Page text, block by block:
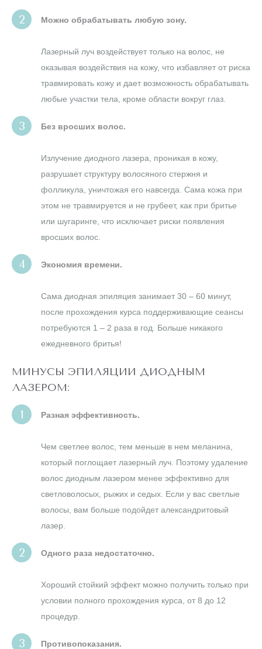
Можно обрабатывать любую зону.
Лазерный луч воздействует только на волос, не
оказывая воздействия на кожу, что избавляет от риска
травмировать кожу и дает возможность обрабатывать
любые участки тела, кроме области вокруг глаз.
Без вросших волос.
Излучение диодного лазера, проникая в кожу,
разрушает структуру волосяного стержня и
фолликула, уничтожая его навсегда. Сама кожа при
этом не травмируется и не грубеет, как при бритье
или шугаринге, что исключает риски появления
вросших волос.
Экономия времени.
Сама диодная эпиляция занимает 30 – 60 минут,
после прохождения курса поддерживающие сеансы
потребуются 1 – 2 раза в год. Больше никакого
ежедневного бритья!
МИНУСЫ ЭПИЛЯЦИИ ДИОДНЫМ
ЛАЗЕРОМ:
Разная эффективность.
Чем светлее волос, тем меньше в нем меланина,
который поглощает лазерный луч. Поэтому удаление
волос диодным лазером менее эффективно для
светловолосых, рыжих и седых. Если у вас светлые
волосы, вам больше подойдет александритовый
лазер.
Одного раза недостаточно.
Хороший стойкий эффект можно получить только при
условии полного прохождения курса, от 8 до 12
процедур.
Противопоказания.